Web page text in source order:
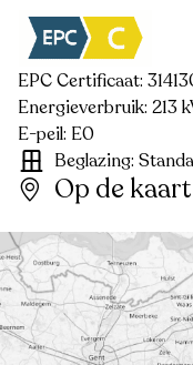
EPC Certificaat:
Energieverbruik: 213
E-peil: E0
Beglazing:
Op de kaart